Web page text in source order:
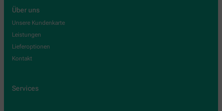
Über uns
Unsere Kundenkarte
Leistungen
Lieferoptionen
Kontakt
Services